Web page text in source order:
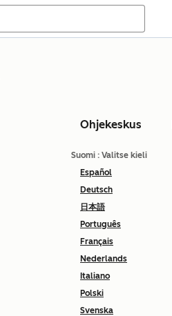
Ohjekeskus
Suomi : Valitse kieli
Español
Deutsch
日本語
Português
Français
Nederlands
Italiano
Polski
Svenska